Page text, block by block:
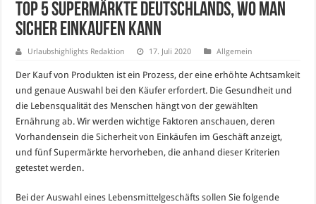
Top 5 Supermärkte Deutschlands, wo man
sicher einkaufen kann
Urlaubshighlights Redaktion 17. Juli 2020 Allgemein
Der Kauf von Produkten ist ein Prozess, der eine erhöhte Achtsamkeit
und genaue Auswahl bei den Käufer erfordert. Die Gesundheit und
die Lebensqualität des Menschen hängt von der gewählten
Ernährung ab. Wir werden wichtige Faktoren anschauen, deren
Vorhandensein die Sicherheit von Einkäufen im Geschäft anzeigt,
und fünf Supermärkte hervorheben, die anhand dieser Kriterien
getestet werden.
Bei der Auswahl eines Lebensmittelgeschäfts sollen Sie folgende